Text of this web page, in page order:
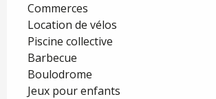
Commerces
Location de vélos
Piscine collective
Barbecue
Boulodrome
Jeux pour enfants